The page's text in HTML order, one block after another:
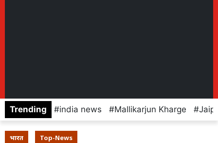
Trending india news Mallikarjun Kharge
भारत Top-News